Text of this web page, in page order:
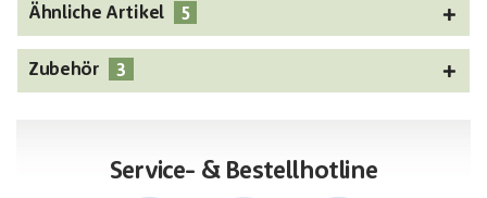
Ähnliche Artikel 5
Zubehör 3
Service- & Bestellhotline